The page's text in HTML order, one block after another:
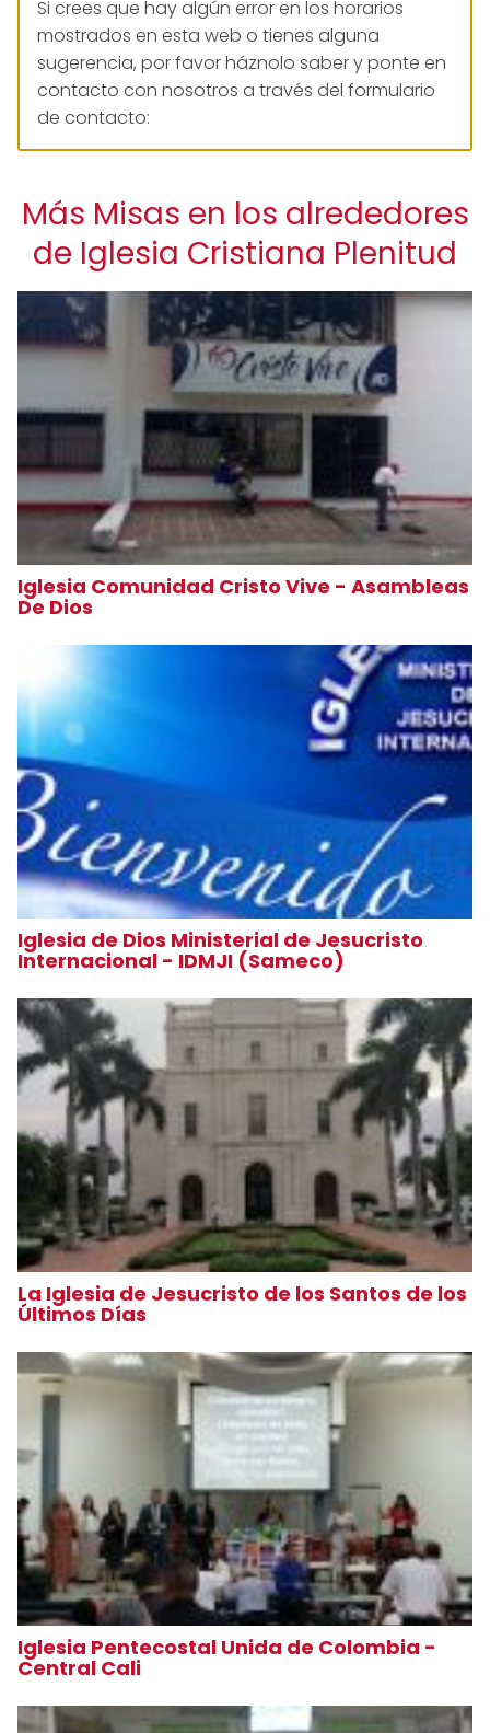
Si crees que hay algún error en los horarios
mostrados en esta web o tienes alguna
sugerencia, por favor háznolo saber y ponte en
contacto con nosotros a través del formulario
de contacto:
Más Misas en los alrededores
de Iglesia Cristiana Plenitud
Iglesia Comunidad Cristo Vive - Asambleas
De Dios
Iglesia de Dios Ministerial de Jesucristo
Internacional - IDMJI (Sameco)
La Iglesia de Jesucristo de los Santos de los
Últimos Días
Iglesia Pentecostal Unida de Colombia -
Central Cali